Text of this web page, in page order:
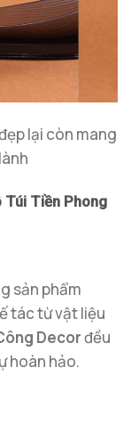
lại còn mang
Túi Tiền Phong
sản phẩm
tác từ vật liệu
Decorđều
hoàn hảo.